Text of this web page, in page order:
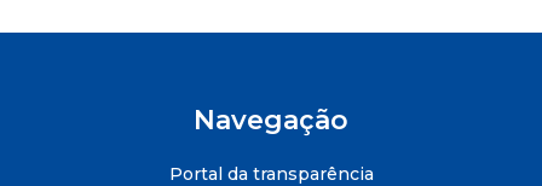
Navegação
Portal da transparência